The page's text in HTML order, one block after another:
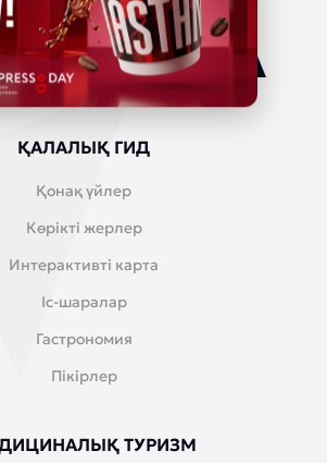
ҚАЛАЛЫҚ ГИД
Қонақ үйлер
Көрікті жерлер
Интерактивті карта
Іс-шаралар
Гастрономия
Пікірлер
ТУРИЗМ